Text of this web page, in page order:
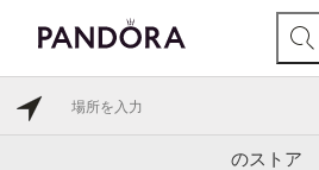
のストア